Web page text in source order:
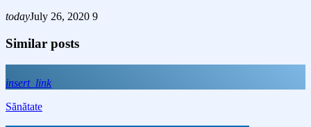
todayJuly 26, 2020 9
Similar posts
insert_link
Sănătate